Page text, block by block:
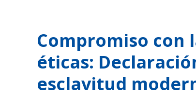
Compromiso con
éticas:
esclavitud